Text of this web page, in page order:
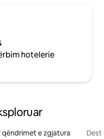
hotelerie
e zgjatura